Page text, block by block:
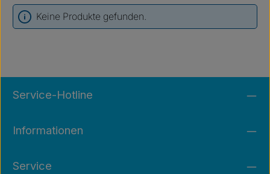
Keine Produkte gefunden.
Service-Hotline
Informationen
Service